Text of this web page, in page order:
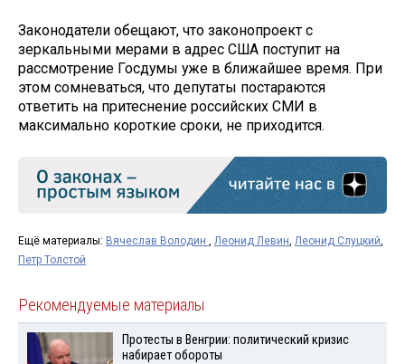
Законодатели обещают, что законопроект с
зеркальными мерами в адрес США поступит на
рассмотрение Госдумы уже в ближайшее время. При
этом сомневаться, что депутаты постараются
ответить на притеснение российских СМИ в
максимально короткие сроки, не приходится.
Ещё материалы: Вячеслав Володин Леонид Левин Леонид Слуцкий
Петр Толстой
Рекомендуемые материалы
Протесты в Венгрии: политический кризис
набирает обороты